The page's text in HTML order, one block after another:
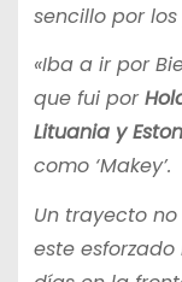
sencillo por
«Iba a ir por
que fui por
Lituania y
como ‘Makey’.
Un trayecto
este